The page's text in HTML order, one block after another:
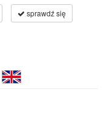
sprawdź się